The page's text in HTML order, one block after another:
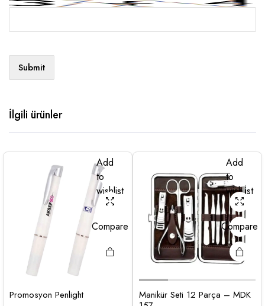
İlgili ürünler
Add
to
wishlist
Compare
Promosyon Penlight
Add
to
wishlist
Compare
Manikür Seti 12 Parça – MDK